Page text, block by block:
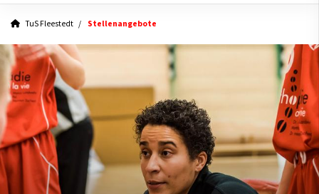
TuS Fleestedt Stellenangebote